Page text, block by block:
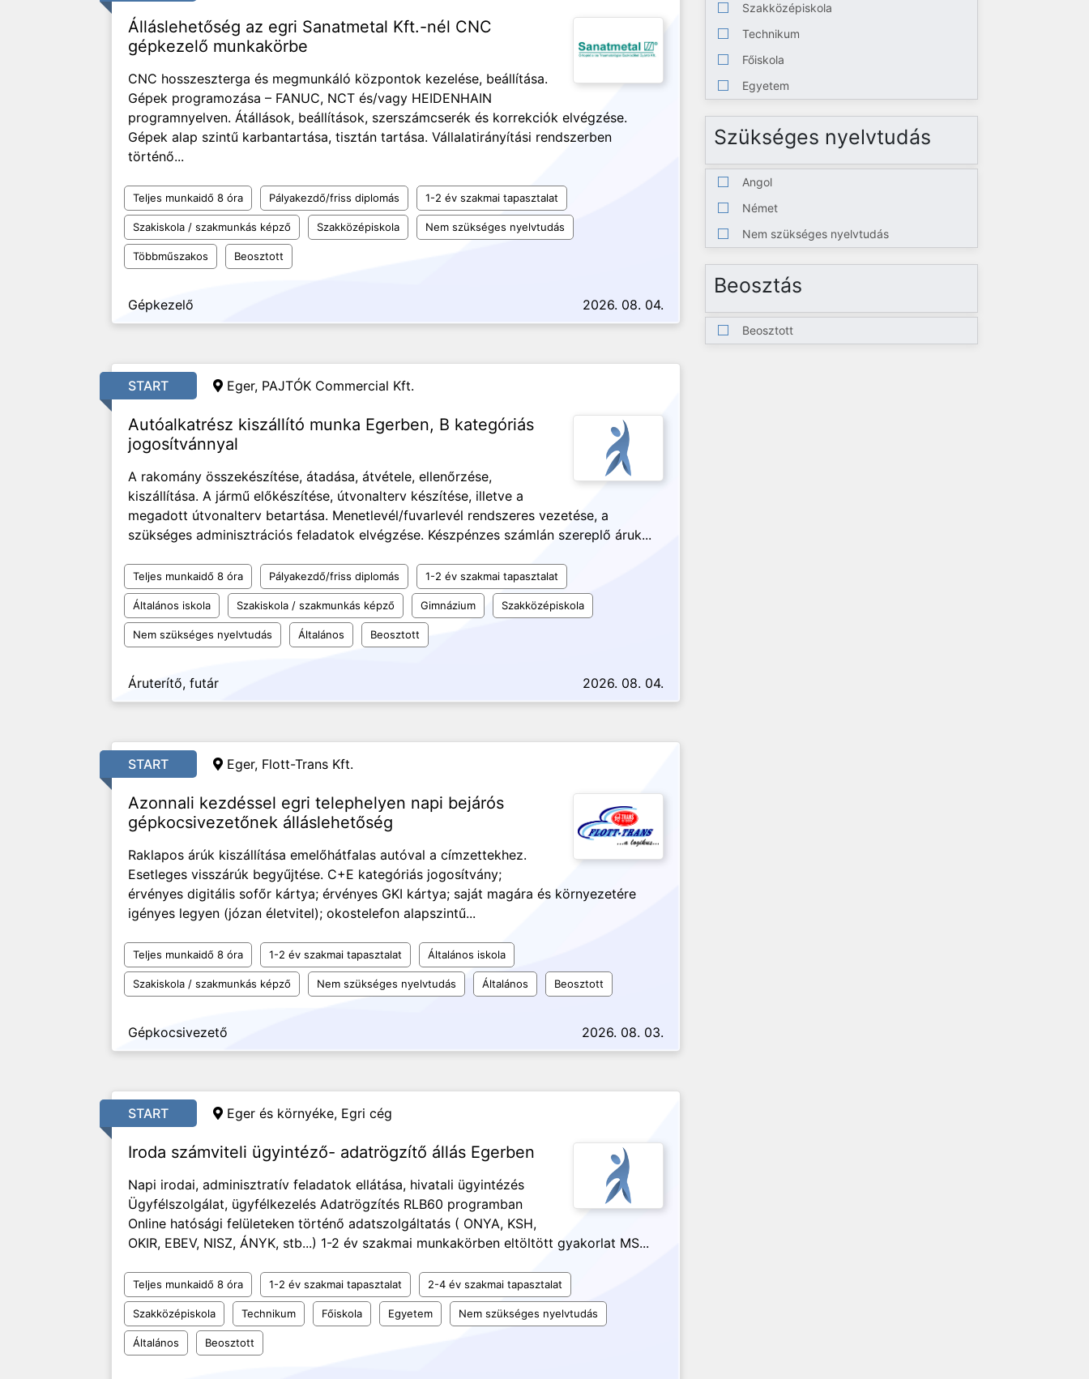
Álláslehetőség az egri Sanatmetal Kft.-nél CNC
gépkezelő munkakörbe
CNC hosszeszterga és megmunkáló központok kezelése, beállítása.
Gépek programozása – FANUC, NCT és/vagy HEIDENHAIN
programnyelven. Átállások, beállítások, szerszámcserék és korrekciók elvégzése.
Gépek alap szintű karbantartása, tisztán tartása. Vállalatirányítási rendszerben
történő...
Teljes munkaidő 8 óra Pályakezdő/friss diplomás 1-2 év szakmai tapasztalat
Szakiskola / szakmunkás képző Szakközépiskola Nem szükséges nyelvtudás
Többműszakos Beosztott
Gépkezelő 2026. 08. 04.
START Eger, PAJTÓK Commercial Kft.
Autóalkatrész kiszállító munka Egerben, B kategóriás
jogosítvánnyal
A rakomány összekészítése, átadása, átvétele, ellenőrzése,
kiszállítása. A jármű előkészítése, útvonalterv készítése, illetve a
megadott útvonalterv betartása. Menetlevél/fuvarlevél rendszeres vezetése, a
szükséges adminisztrációs feladatok elvégzése. Készpénzes számlán szereplő áruk...
Teljes munkaidő 8 óra Pályakezdő/friss diplomás 1-2 év szakmai tapasztalat
Általános iskola Szakiskola / szakmunkás képző Gimnázium Szakközépiskola
Nem szükséges nyelvtudás Általános Beosztott
Áruterítő, futár 2026. 08. 04.
START Eger, Flott-Trans Kft.
Azonnali kezdéssel egri telephelyen napi bejárós
gépkocsivezetőnek álláslehetőség
Raklapos árúk kiszállítása emelőhátfalas autóval a címzettekhez.
Esetleges visszárúk begyűjtése. C+E kategóriás jogosítvány;
érvényes digitális sofőr kártya; érvényes GKI kártya; saját magára és környezetére
igényes legyen (józan életvitel); okostelefon alapszintű...
Teljes munkaidő 8 óra 1-2 év szakmai tapasztalat Általános iskola
Szakiskola / szakmunkás képző Nem szükséges nyelvtudás Általános Beosztott
Gépkocsivezető 2026. 08. 03.
START Eger és környéke, Egri cég
Iroda számviteli ügyintéző- adatrögzítő állás Egerben
Napi irodai, adminisztratív feladatok ellátása, hivatali ügyintézés
Ügyfélszolgálat, ügyfélkezelés Adatrögzítés RLB60 programban
Online hatósági felületeken történő adatszolgáltatás ( ONYA, KSH,
OKIR, EBEV, NISZ, ÁNYK, stb...) 1-2 év szakmai munkakörben eltöltött gyakorlat MS...
Teljes munkaidő 8 óra 1-2 év szakmai tapasztalat 2-4 év szakmai tapasztalat
Szakközépiskola Technikum Főiskola Egyetem Nem szükséges nyelvtudás
Általános Beosztott
Szakközépiskola
Technikum
Főiskola
Egyetem
Szükséges nyelvtudás
Angol
Német
Nem szükséges nyelvtudás
Beosztás
Beosztott